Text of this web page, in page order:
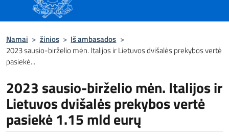
Namai > žinios > Iš ambasados >
2023 sausio-birželio mėn. Italijos ir Lietuvos dvišalės prekybos vertė
pasiekė...
2023 sausio-birželio mėn. Italijos ir
Lietuvos dvišalės prekybos vertė
pasiekė 1.15 mld eurų